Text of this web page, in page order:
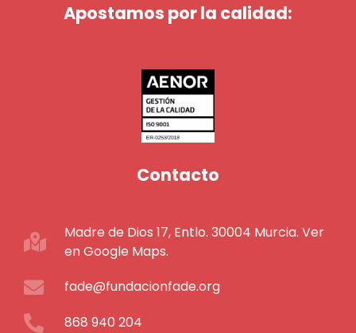
Apostamos por la calidad:
Contacto
Madre de Dios 17, Entlo. 30004 Murcia. Ver
en Google Maps.
fade@fundacionfade.org
868 940 204